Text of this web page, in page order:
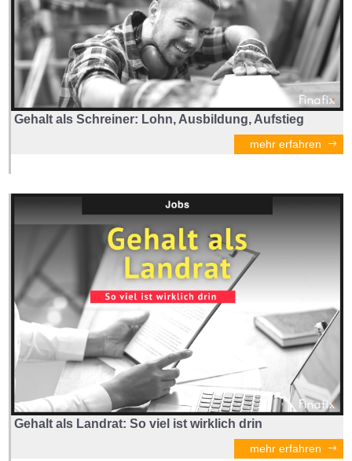
Gehalt als Schreiner: Lohn, Ausbildung, Aufstieg
mehr erfahren
Gehalt als Landrat: So viel ist wirklich drin
mehr erfahren